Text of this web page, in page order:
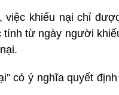
việc khiếu nại chỉ
từ ngày người
có ý nghĩa quyết